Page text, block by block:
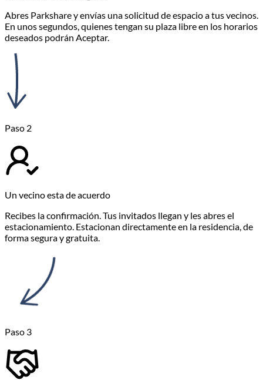
Estás recibiendo a alguien
En unos segundos, quienes tengan su plaza libre en los horarios
deseados podrán Aceptar.
Paso 2
Un vecino esta de acuerdo
Recibes la confirmación. Tus invitados llegan y les abres el
estacionamiento. Estacionan directamente en la residencia, de
forma segura y gratuita.